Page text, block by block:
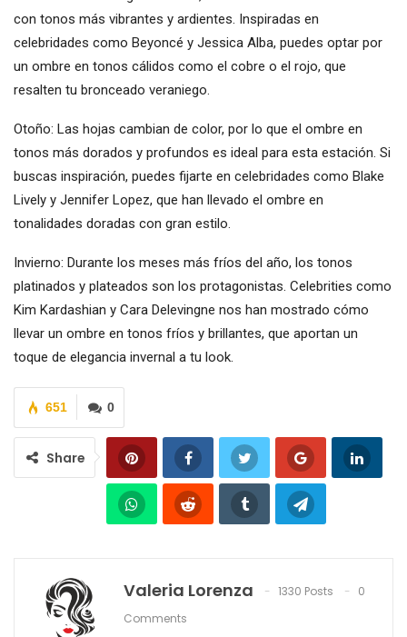
con tonos más vibrantes y ardientes. Inspiradas en
celebridades como Beyoncé y Jessica Alba, puedes optar por
un ombre en tonos cálidos como el cobre o el rojo, que
resalten tu bronceado veraniego.
Otoño: Las hojas cambian de color, por lo que el ombre en
tonos más dorados y profundos es ideal para esta estación. Si
buscas inspiración, puedes fijarte en celebridades como Blake
Lively y Jennifer Lopez, que han llevado el ombre en
tonalidades doradas con gran estilo.
Invierno: Durante los meses más fríos del año, los tonos
platinados y plateados son los protagonistas. Celebrities como
Kim Kardashian y Cara Delevingne nos han mostrado cómo
llevar un ombre en tonos fríos y brillantes, que aportan un
toque de elegancia invernal a tu look.
0
651
Share
Valeria Lorenza 1330 Posts
0
Comments